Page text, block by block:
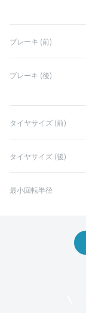
ブレーキ (前)
ブレーキ (後)
タイヤサイズ (前)
タイヤサイズ (後)
最小回転半径